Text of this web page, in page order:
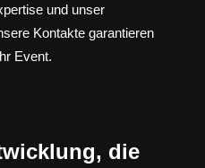
und unser
Kontakte garantieren
Event.
die